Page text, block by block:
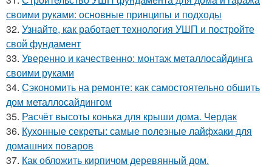
своими руками: основные принципы и подходы
32. Узнайте, как работает технология УШП и постройте
свой фундамент
33. Уверенно и качественно: монтаж металлосайдинга
своими руками
34. Сэкономить на ремонте: как самостоятельно обшить
дом металлосайдингом
35. Расчёт высоты конька для крыши дома. Чердак
36. Кухонные секреты: самые полезные лайфхаки для
домашних поваров
37. Как обложить кирпичом деревянный дом.